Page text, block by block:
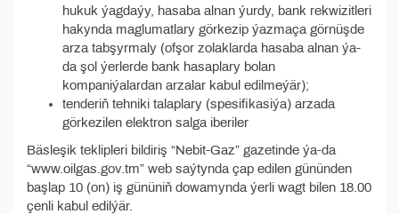
hukuk ýagdaýy, hasaba alnan ýurdy, bank rekwizitleri
hakynda maglumatlary görkezip ýazmaça görnüşde
arza tabşyrmaly (ofşor zolaklarda hasaba alnan ýa-
da şol ýerlerde bank hasaplary bolan
kompaniýalardan arzalar kabul edilmeýär);
tenderiň tehniki talaplary (spesifikasiýa) arzada
görkezilen elektron salga iberiler
Bäsleşik teklipleri bildiriş “Nebit-Gaz” gazetinde ýa-da
“www.oilgas.gov.tm” web saýtynda çap edilen gününden
başlap 10 (on) iş gününiň dowamynda ýerli wagt bilen 18.00
çenli kabul edilýär.